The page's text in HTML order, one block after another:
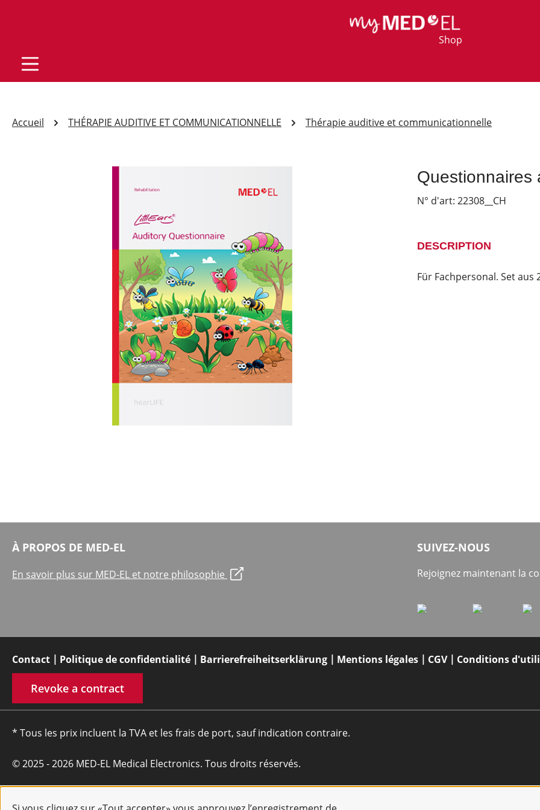
Shop
Accueil THÉRAPIE AUDITIVE ET COMMUNICATIONNELLE Thérapie auditive et communicationnelle
Questionnaires
N° d'art: 22308__CH
DESCRIPTION
Für Fachpersonal. Set aus
À PROPOS DE MED-EL
En savoir plus sur MED-EL et notre philosophie
SUIVEZ-NOUS
Rejoignez maintenant la
Contact Politique de confidentialité Barrierefreiheitserklärung Mentions légales CGV Conditions
Revoke a contract
* Tous les prix incluent la TVA et les frais de port, sauf indication contraire.
© 2025 - 2026 MED-EL Medical Electronics. Tous droits réservés.